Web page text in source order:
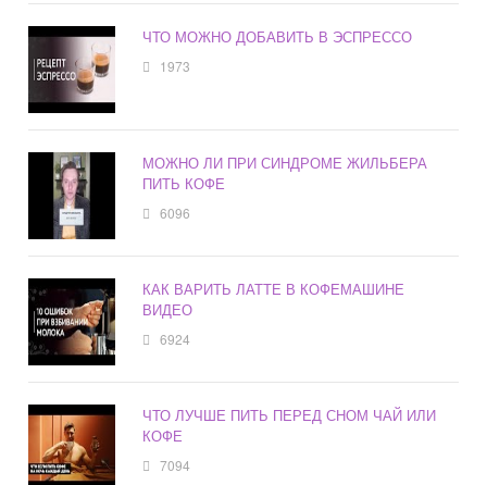
ЧТО МОЖНО ДОБАВИТЬ В ЭСПРЕССО
1973
МОЖНО ЛИ ПРИ СИНДРОМЕ ЖИЛЬБЕРА
ПИТЬ КОФЕ
6096
КАК ВАРИТЬ ЛАТТЕ В КОФЕМАШИНЕ
ВИДЕО
6924
ЧТО ЛУЧШЕ ПИТЬ ПЕРЕД СНОМ ЧАЙ ИЛИ
КОФЕ
7094